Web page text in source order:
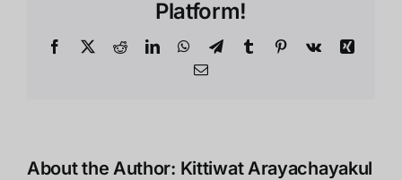
Platform!
About the Author: Kittiwat Arayachayakul